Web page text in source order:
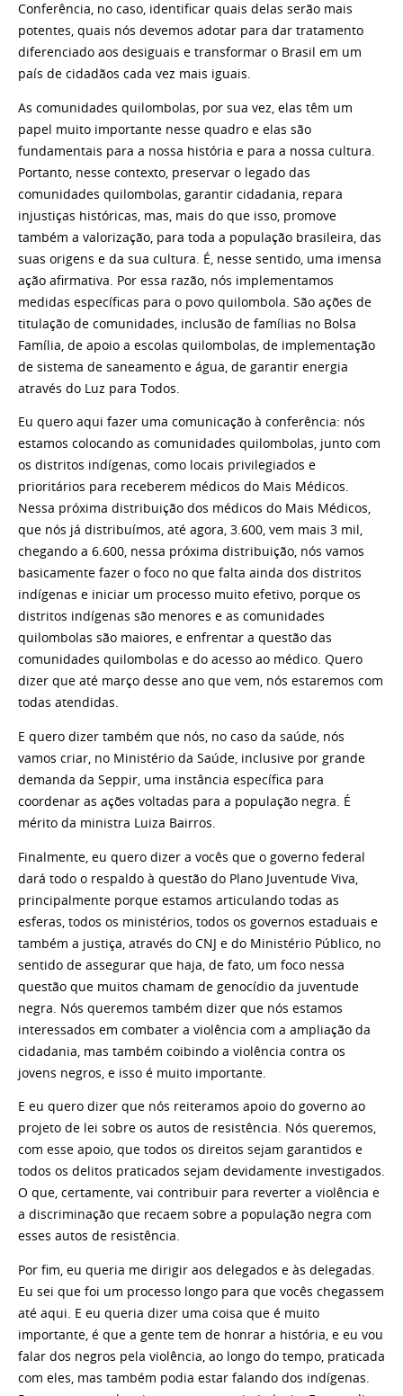
Conferência, no caso, identificar quais delas serão mais
potentes, quais nós devemos adotar para dar tratamento
diferenciado aos desiguais e transformar o Brasil em um
país de cidadãos cada vez mais iguais.
As comunidades quilombolas, por sua vez, elas têm um
papel muito importante nesse quadro e elas são
fundamentais para a nossa história e para a nossa cultura.
Portanto, nesse contexto, preservar o legado das
comunidades quilombolas, garantir cidadania, repara
injustiças históricas, mas, mais do que isso, promove
também a valorização, para toda a população brasileira, das
suas origens e da sua cultura. É, nesse sentido, uma imensa
ação afirmativa. Por essa razão, nós implementamos
medidas específicas para o povo quilombola. São ações de
titulação de comunidades, inclusão de famílias no Bolsa
Família, de apoio a escolas quilombolas, de implementação
de sistema de saneamento e água, de garantir energia
através do Luz para Todos.
Eu quero aqui fazer uma comunicação à conferência: nós
estamos colocando as comunidades quilombolas, junto com
os distritos indígenas, como locais privilegiados e
prioritários para receberem médicos do Mais Médicos.
Nessa próxima distribuição dos médicos do Mais Médicos,
que nós já distribuímos, até agora, 3.600, vem mais 3 mil,
chegando a 6.600, nessa próxima distribuição, nós vamos
basicamente fazer o foco no que falta ainda dos distritos
indígenas e iniciar um processo muito efetivo, porque os
distritos indígenas são menores e as comunidades
quilombolas são maiores, e enfrentar a questão das
comunidades quilombolas e do acesso ao médico. Quero
dizer que até março desse ano que vem, nós estaremos com
todas atendidas.
E quero dizer também que nós, no caso da saúde, nós
vamos criar, no Ministério da Saúde, inclusive por grande
demanda da Seppir, uma instância específica para
coordenar as ações voltadas para a população negra. É
mérito da ministra Luiza Bairros.
Finalmente, eu quero dizer a vocês que o governo federal
dará todo o respaldo à questão do Plano Juventude Viva,
principalmente porque estamos articulando todas as
esferas, todos os ministérios, todos os governos estaduais e
também a justiça, através do CNJ e do Ministério Público, no
sentido de assegurar que haja, de fato, um foco nessa
questão que muitos chamam de genocídio da juventude
negra. Nós queremos também dizer que nós estamos
interessados em combater a violência com a ampliação da
cidadania, mas também coibindo a violência contra os
jovens negros, e isso é muito importante.
E eu quero dizer que nós reiteramos apoio do governo ao
projeto de lei sobre os autos de resistência. Nós queremos,
com esse apoio, que todos os direitos sejam garantidos e
todos os delitos praticados sejam devidamente investigados.
O que, certamente, vai contribuir para reverter a violência e
a discriminação que recaem sobre a população negra com
esses autos de resistência.
Por fim, eu queria me dirigir aos delegados e às delegadas.
Eu sei que foi um processo longo para que vocês chegassem
até aqui. E eu queria dizer uma coisa que é muito
importante, é que a gente tem de honrar a história, e eu vou
falar dos negros pela violência, ao longo do tempo, praticada
com eles, mas também podia estar falando dos indígenas.